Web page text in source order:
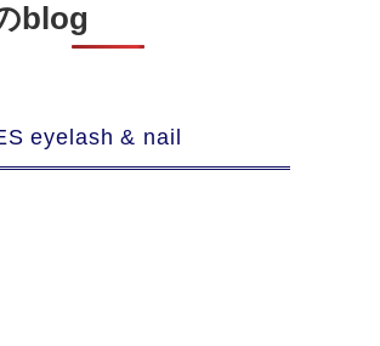
blog
eyelash & nail